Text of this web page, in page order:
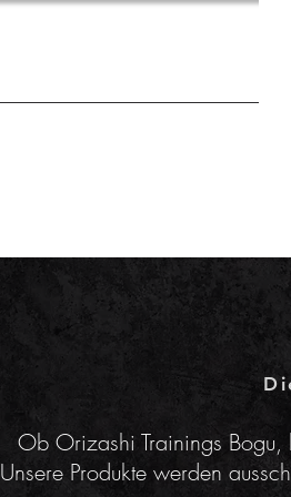
Ob Orizashi Trainings Bogu,
Unsere Produkte werden